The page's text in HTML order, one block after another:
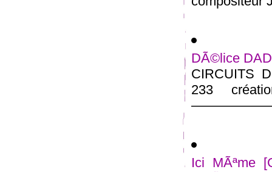
DÃ©lice
CIRCUITS
233
Ici MÃªme